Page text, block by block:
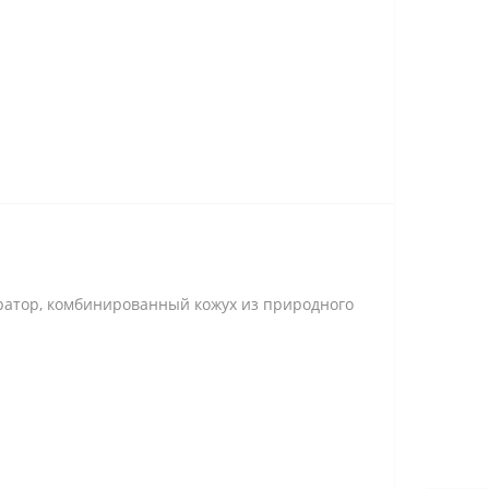
комбинированный кожух из природного